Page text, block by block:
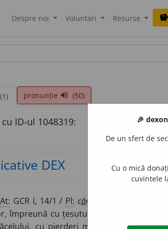
Despre noi Voluntari Resurse savings
pronunție volume_up (50)
ID-ul 1048319:
DEX
At: GCR I, 14/1 / Pl: cărnuri
împreună cu țesuturile la care aderă.
cu pierderi mari de vieți
🎉
De un sfert de
Cu o mică
cuvintele